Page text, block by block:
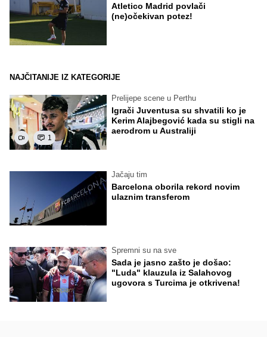
Atletico Madrid povlači
(ne)očekivan potez!
NAJČITANIJE IZ KATEGORIJE
1
Prelijepe scene u Perthu
Igrači Juventusa su shvatili ko je
Kerim Alajbegović kada su stigli na
aerodrom u Australiji
Jačaju tim
Barcelona oborila rekord novim
ulaznim transferom
Spremni su na sve
Sada je jasno zašto je došao:
"Luda" klauzula iz Salahovog
ugovora s Turcima je otkrivena!